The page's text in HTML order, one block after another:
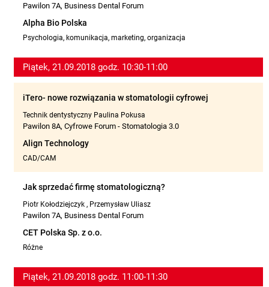
Pawilon 7A, Business Dental Forum
Alpha Bio Polska
Psychologia, komunikacja, marketing, organizacja
Piątek, 21.09.2018 godz. 10:30-11:00
iTero- nowe rozwiązania w stomatologii cyfrowej
Technik dentystyczny Paulina Pokusa
Pawilon 8A, Cyfrowe Forum - Stomatologia 3.0
Align Technology
CAD/CAM
Jak sprzedać firmę stomatologiczną?
Piotr Kołodziejczyk , Przemysław Uliasz
Pawilon 7A, Business Dental Forum
CET Polska Sp. z o.o.
Różne
Piątek, 21.09.2018 godz. 11:00-11:30